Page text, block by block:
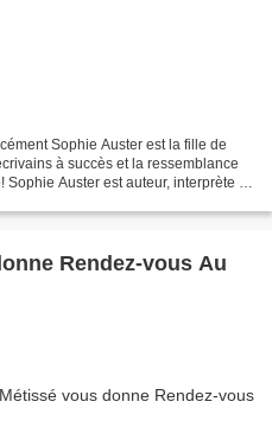
Sophie Auster est la fille de
à succès et la ressemblance
Auster est auteur, interprète et
Rendez-vous Au